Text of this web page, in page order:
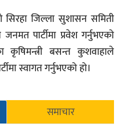
सिरहा जिल्ला सुशासन समिती
पार्टीमा प्रवेश गर्नुभएको
कृषिमन्त्री बसन्त कुशवाहाले
स्वागत गर्नुभएको हो।
समाचार